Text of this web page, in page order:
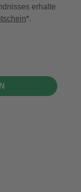
erhalte
*.